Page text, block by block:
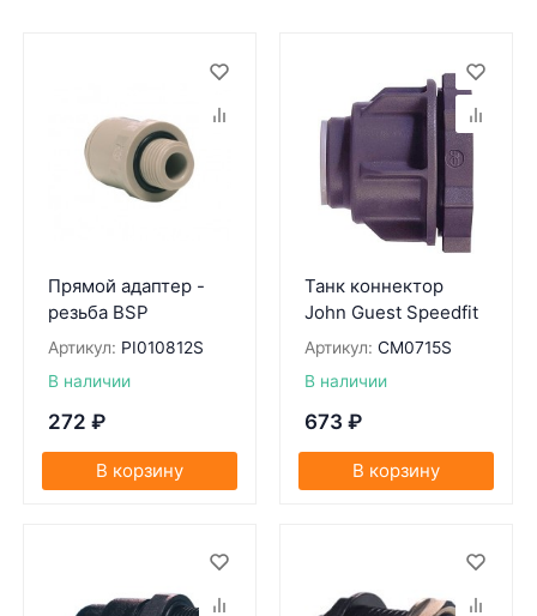
Прямой адаптер -
резьба BSP
Артикул: PI010812S
В наличии
272 ₽
В корзину
Танк коннектор
John Guest Speedfit
Артикул: CM0715S
В наличии
673 ₽
В корзину